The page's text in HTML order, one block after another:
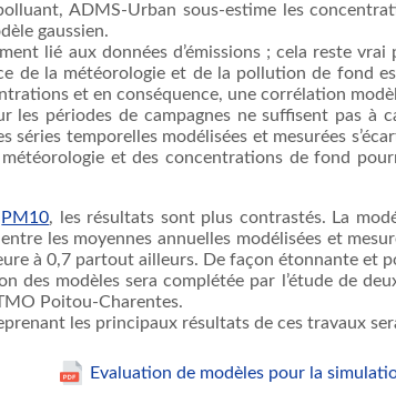
ADMS-Urban sous-estime les
gaussien.
lié aux données d’émissions ; cela reste
de la météorologie et de la pollution de fond
et en conséquence, une corrélation
les périodes de campagnes ne suffisent pas
séries temporelles modélisées et mesurées
et des concentrations de fond
PM10, les résultats sont plus contrastés. La
entre les moyennes annuelles modélisées et
à 0,7 partout ailleurs. De façon étonnante et
des modèles sera complétée par l’étude de
Poitou-Charentes.
les principaux résultats de ces travaux
Evaluation de modèles pour la